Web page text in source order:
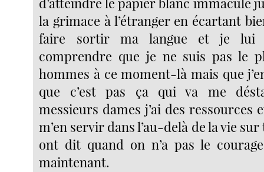
la grimace à l’étranger en écartant
faire sortir ma langue et je lui
comprendre que je ne suis pas le
hommes à ce moment-là mais que
que c’est pas ça qui va me
messieurs dames j’ai des ressources
m’en servir dans l’au-delà de la vie
ont dit quand on n’a pas le
maintenant.